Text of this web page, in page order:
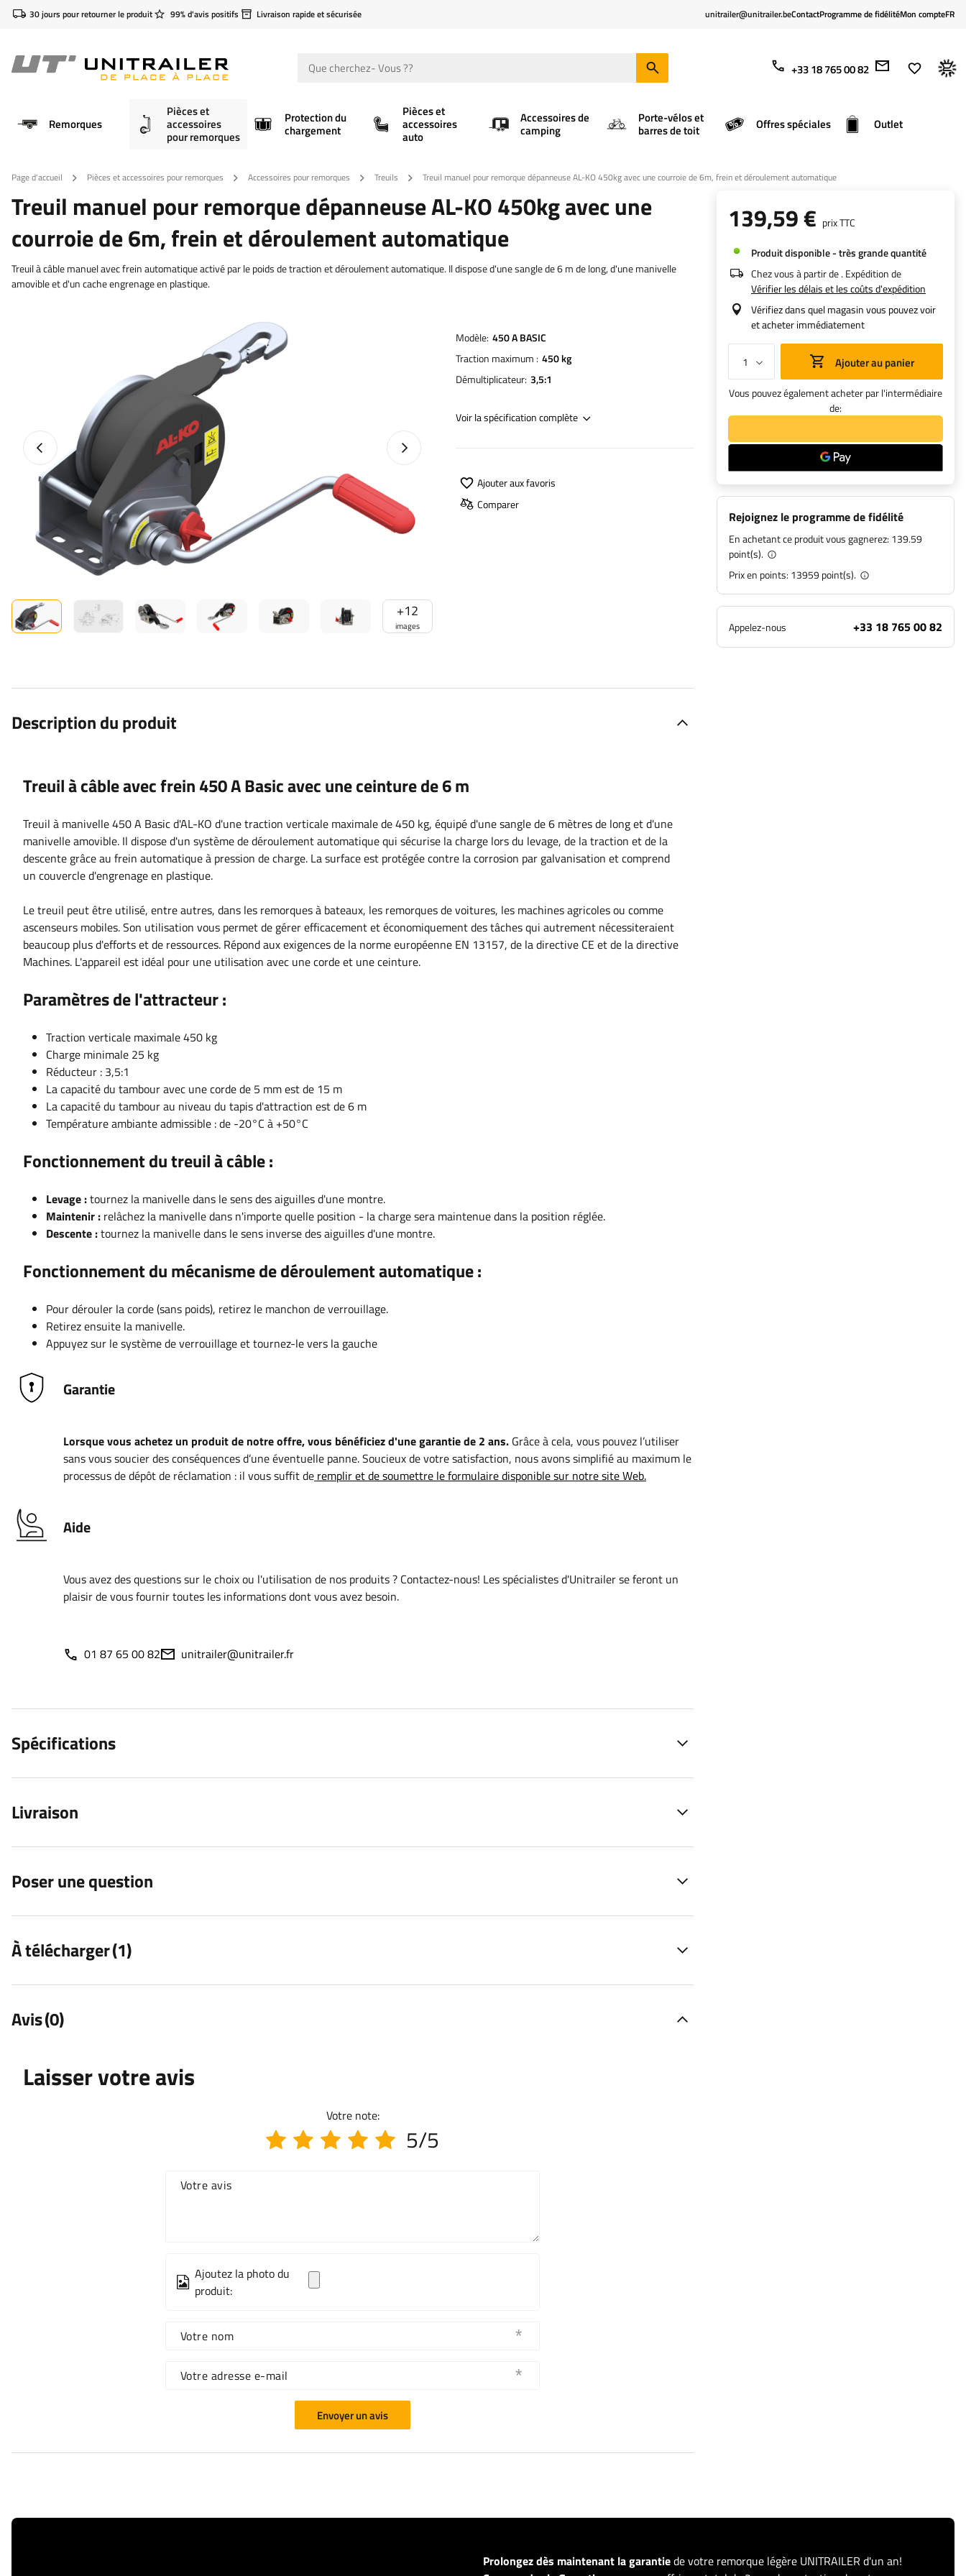
30 jours pour retourner le produit 99% d'avis positifs Livraison rapide et sécurisée unitrailer@unitrailer.beContactProgramme de fidélitéMon compteFR
+33 18 765 00 82
Remorques
Pièces et
accessoires
pour remorques
Protection du
chargement
Pièces et
accessoires
auto
Accessoires de
camping
Porte-vélos et
barres de toit Offres spéciales Outlet
Page d'accueil Pièces et accessoires pour remorques Accessoires pour remorques Treuils Treuil manuel pour remorque dépanneuse AL-KO 450kg avec une courroie de 6m, frein et déroulement automatique
Treuil manuel pour remorque dépanneuse AL-KO 450kg avec une
courroie de 6m, frein et déroulement automatique
Treuil à câble manuel avec frein automatique activé par le poids de traction et déroulement automatique. Il dispose d'une sangle de 6 m de long, d'une manivelle
amovible et d'un cache engrenage en plastique.
+12
images
Photo précédente Photo suivante
Modèle 450 A BASIC
Traction maximum 450 kg
Démultiplicateur 3,5:1
Voir la spécification complète
Ajouter aux favoris
Comparer
139,59 € prix TTC
Produit disponible - très grande quantité
Chez vous à partir de. Expédition de
Vérifier les délais et les coûts d'expédition
Vérifiez dans quel magasin vous pouvez voir
et acheter immédiatement
Ajouter au panier
Vous pouvez également acheter par l'intermédiaire
de:
Rejoignez le programme de fidélité
En achetant ce produit vous gagnerez: 139.59
point(s).
Prix en points: 13959point(s).
Appelez-nous +33 18 765 00 82
Description du produit
Treuil à câble avec frein 450 A Basic avec une ceinture de 6 m
Treuil à manivelle 450 A Basic d'AL-KO d'une traction verticale maximale de 450 kg, équipé d'une sangle de 6 mètres de long et d'une
manivelle amovible. Il dispose d'un système de déroulement automatique qui sécurise la charge lors du levage, de la traction et de la
descente grâce au frein automatique à pression de charge. La surface est protégée contre la corrosion par galvanisation et comprend
un couvercle d'engrenage en plastique.
Le treuil peut être utilisé, entre autres, dans les remorques à bateaux, les remorques de voitures, les machines agricoles ou comme
ascenseurs mobiles. Son utilisation vous permet de gérer efficacement et économiquement des tâches qui autrement nécessiteraient
beaucoup plus d'efforts et de ressources. Répond aux exigences de la norme européenne EN 13157, de la directive CE et de la directive
Machines. L'appareil est idéal pour une utilisation avec une corde et une ceinture.
Paramètres de l'attracteur :
Traction verticale maximale 450 kg
Charge minimale 25 kg
Réducteur : 3,5:1
La capacité du tambour avec une corde de 5 mm est de 15 m
La capacité du tambour au niveau du tapis d'attraction est de 6 m
Température ambiante admissible : de -20°C à +50°C
Fonctionnement du treuil à câble :
Levage :tournez la manivelle dans le sens des aiguilles d'une montre.
Maintenir : relâchez la manivelle dans n'importe quelle position - la charge sera maintenue dans la position réglée.
Descente :tournez la manivelle dans le sens inverse des aiguilles d'une montre.
Fonctionnement du mécanisme de déroulement automatique :
Pour dérouler la corde (sans poids), retirez le manchon de verrouillage.
Retirez ensuite la manivelle.
Appuyez sur le système de verrouillage et tournez-le vers la gauche
Garantie
Lorsque vous achetez un produit de notre offre, vous bénéficiez d'une garantie de 2 ans. Grâce à cela, vous pouvez l’utiliser
sans vous soucier des conséquences d’une éventuelle panne. Soucieux de votre satisfaction, nous avons simplifié au maximum le
processus de dépôt de réclamation : il vous suffit de remplir et de soumettre le formulaire disponible sur notre site Web.
Aide
Vous avez des questions sur le choix ou l'utilisation de nos produits ? Contactez-nous! Les spécialistes d'Unitrailer se feront un
plaisir de vous fournir toutes les informations dont vous avez besoin.
01 87 65 00 82 unitrailer@unitrailer.fr
Spécifications
Livraison
Poser une question
À télécharger(1)
Avis(0)
Laisser votre avis
Votre note:
5/5
Votre avis
Ajoutez la photo du
produit:
Votre nom
Votre adresse e-mail
Envoyer un avis
Prolongez dès maintenant la garantiede votre remorque légère UNITRAILER d'un an!